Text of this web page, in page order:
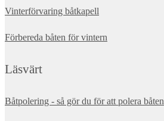
Vinterförvaring båtkapell
Förbereda båten för vintern
Läsvärt
Båtpolering - så gör du för att polera båten